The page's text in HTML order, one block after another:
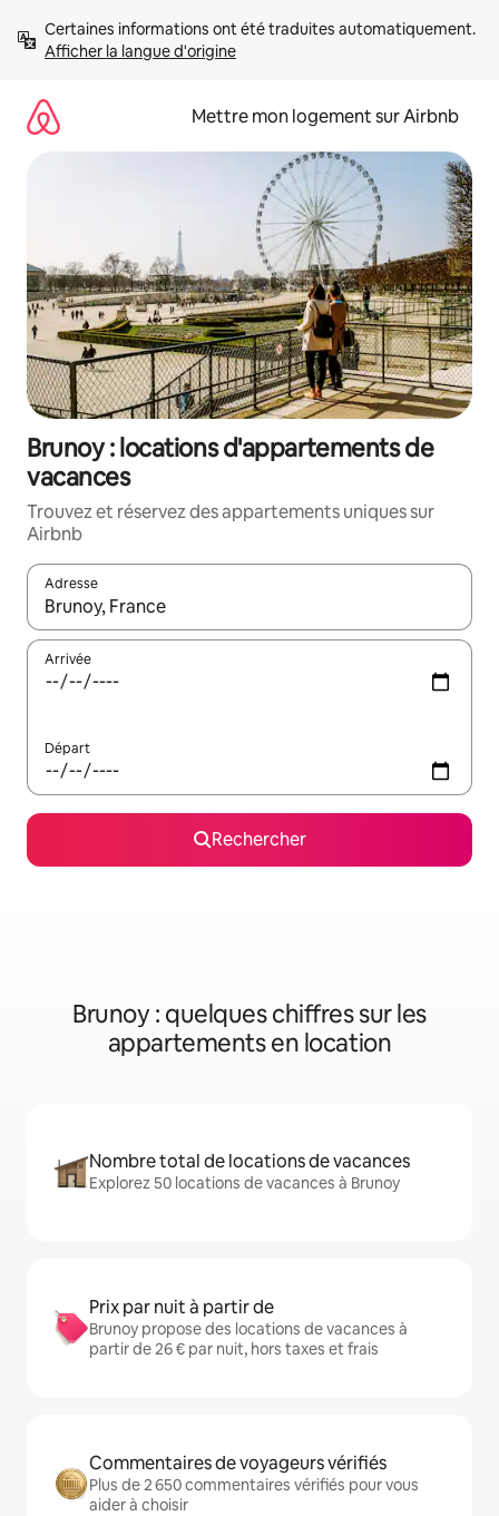
directement
Afficher la langue d'origine
Mettre mon logement sur Airbnb
Brunoy : locations d'appartements de
vacances
Trouvez et réservez des appartements uniques sur
Airbnb
Adresse
Lorsque les résultats s'affichent, utilisez les flèches vers le
Arrivée
Départ
Rechercher
Brunoy : quelques chiffres sur les
appartements en location
Nombre total de locations de vacances
Explorez 50 locations de vacances à Brunoy
Prix par nuit à partir de
Brunoy propose des locations de vacances à
partir de 26 € par nuit, hors taxes et frais
Commentaires de voyageurs vérifiés
Plus de 2 650 commentaires vérifiés pour vous
aider à choisir